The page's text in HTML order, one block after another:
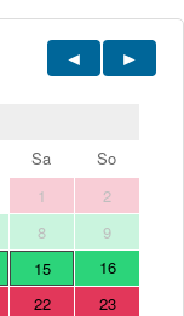
Sa
So
1
2
8
9
15
16
22
23